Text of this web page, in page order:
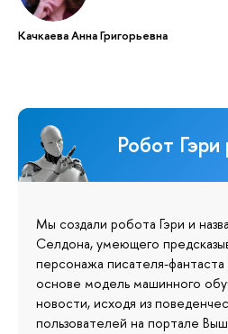
Качкаева Анна Григорьевна
Робот
Мы создали робота Гэри и
Селдона, умеющего
персонажа писателя-фантаста
основе модель машинного
новости, исходя из
пользователей на портале